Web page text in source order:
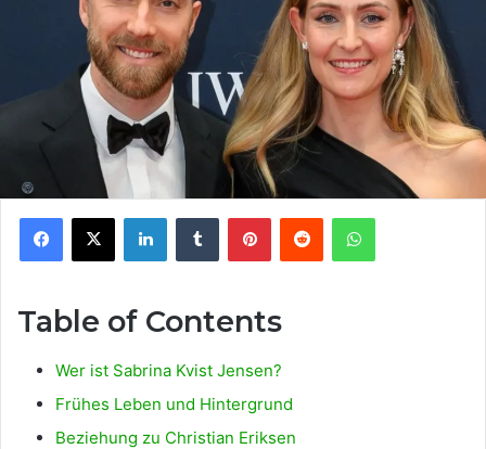
Facebook
X LinkedInTumblr PinterestReddit WhatsApp
Table of Contents
Wer ist Sabrina Kvist Jensen?
Frühes Leben und Hintergrund
Beziehung zu Christian Eriksen